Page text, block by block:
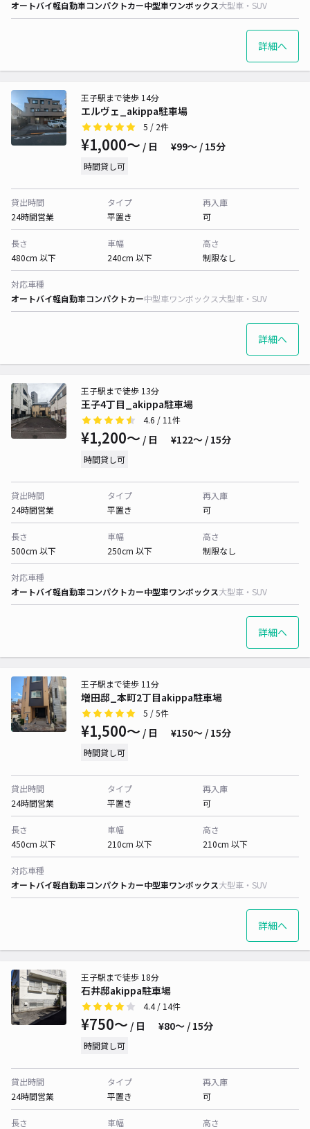
オートバイ軽自動車コンパクトカー中型車ワンボックス大型車・SUV
詳細へ
エルヴェ_akippa駐車場
王子駅まで徒歩 14分
5 / 2件
¥1,000〜 / 日 ¥99〜 / 15分
時間貸し可
貸出時間
24時間営業
タイプ
平置き
再入庫
可
長さ
480cm 以下
車幅
240cm 以下
高さ
制限なし
対応車種
オートバイ軽自動車コンパクトカー中型車ワンボックス大型車・SUV
詳細へ
王子4丁目_akippa駐車場
王子駅まで徒歩 13分
4.6 / 11件
¥1,200〜 / 日 ¥122〜 / 15分
時間貸し可
貸出時間
24時間営業
タイプ
平置き
再入庫
可
長さ
500cm 以下
車幅
250cm 以下
高さ
制限なし
対応車種
オートバイ軽自動車コンパクトカー中型車ワンボックス大型車・SUV
詳細へ
増田邸_本町2丁目akippa駐車場
王子駅まで徒歩 11分
5 / 5件
¥1,500〜 / 日 ¥150〜 / 15分
時間貸し可
貸出時間
24時間営業
タイプ
平置き
再入庫
可
長さ
450cm 以下
車幅
210cm 以下
高さ
210cm 以下
対応車種
オートバイ軽自動車コンパクトカー中型車ワンボックス大型車・SUV
詳細へ
石井邸akippa駐車場
王子駅まで徒歩 18分
4.4/ 14件
¥750〜 / 日 ¥80〜 / 15分
時間貸し可
貸出時間
24時間営業
タイプ
平置き
再入庫
可
長さ
車幅
高さ